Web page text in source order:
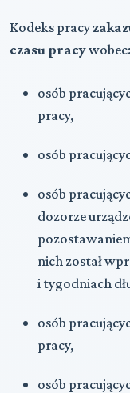
Kodeks pracy
czasu pracywobec:
osób
pracy,
osób
osób
dozorze
nich został
i tygodniach
osób
pracy,
osób